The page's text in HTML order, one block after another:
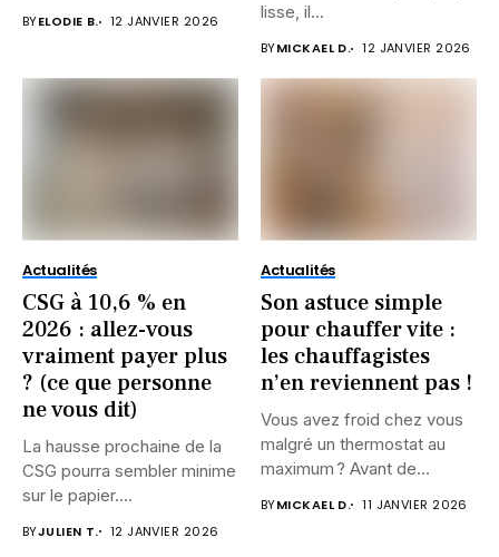
BYELODIE B. 12 JANVIER 2026
lisse, il...
BYMICKAEL D. 12 JANVIER 2026
Actualités
CSG à 10,6 % en
2026 : allez-vous
vraiment payer plus
? (ce que personne
ne vous dit)
La hausse prochaine de la
CSG pourra sembler minime
sur le papier....
BYJULIEN T. 12 JANVIER 2026
Actualités
Son astuce simple
pour chauffer vite :
les chauffagistes
n’en reviennent pas !
Vous avez froid chez vous
malgré un thermostat au
maximum ? Avant de...
BYMICKAEL D. 11 JANVIER 2026